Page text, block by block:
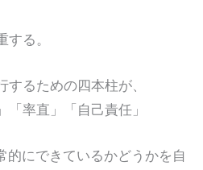
る。
ための四本柱が、
直」「自己責任」
にできているかどうかを自